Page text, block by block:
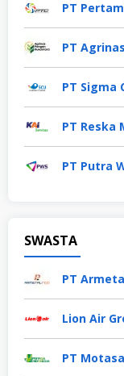
PT
PT
PT Sigma
PT Reska
SWASTA
PT
Lion Air
PT